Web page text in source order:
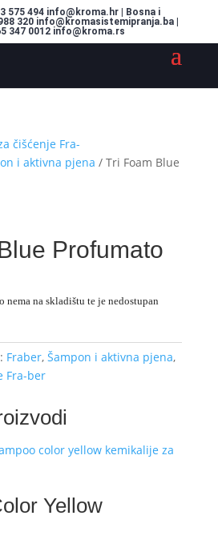
575 494 info@kroma.hr | Bosna i
320 info@kromasistemipranja.ba |
347 0012 info@kroma.rs
čišćenje Fra-
i aktivna pjena / Tri Foam Blue
Profumato
nema na skladištu te je nedostupan
Fraber, Šampon i aktivna pjena,
Fra-ber
Yellow